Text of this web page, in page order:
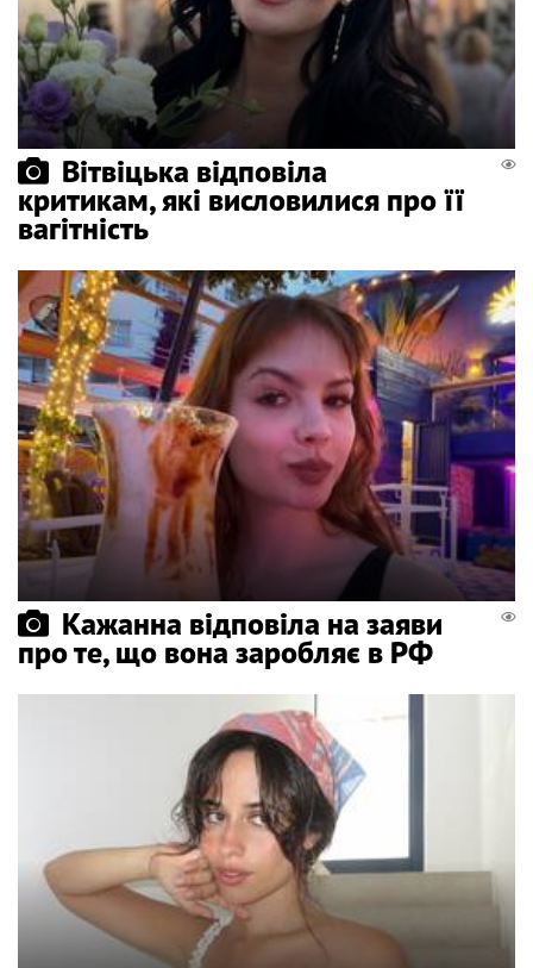
Вітвіцька відповіла
критикам, які висловилися про її
вагітність
Кажанна відповіла на заяви
про те, що вона заробляє в РФ